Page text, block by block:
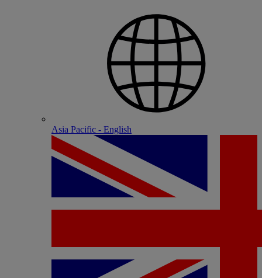
Asia Pacific - English